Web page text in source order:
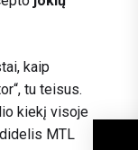
kaip
tu teisus.
kiekį visoje
MTL